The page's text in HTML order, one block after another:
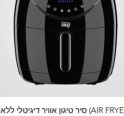
(AIR FRYER) סיר טיגון אוויר דיגיטלי ‏ללא